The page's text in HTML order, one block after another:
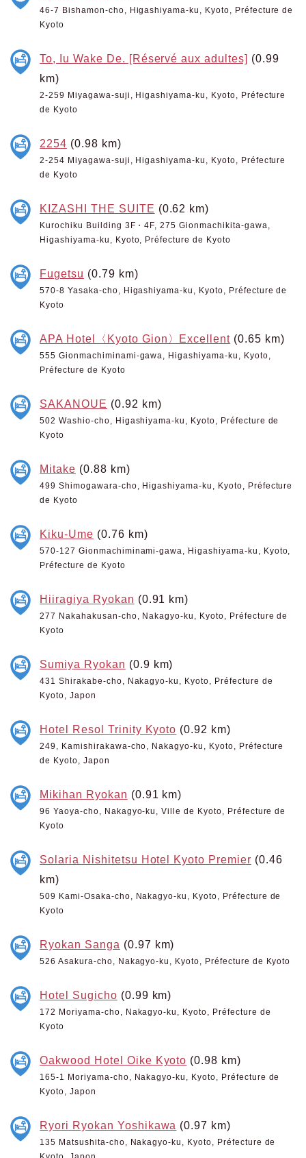
46-7 Bishamon-cho, Higashiyama-ku, Kyoto, Préfecture de
Kyoto
To, Iu Wake De. [Réservé aux adultes] (0.99
km)
2-259 Miyagawa-suji, Higashiyama-ku, Kyoto, Préfecture
de Kyoto
2254 (0.98 km)
2-254 Miyagawa-suji, Higashiyama-ku, Kyoto, Préfecture
de Kyoto
KIZASHI THE SUITE (0.62 km)
Kurochiku Building 3F・4F, 275 Gionmachikita-gawa,
Higashiyama-ku, Kyoto, Préfecture de Kyoto
Fugetsu (0.79 km)
570-8 Yasaka-cho, Higashiyama-ku, Kyoto, Préfecture de
Kyoto
APA Hotel〈Kyoto Gion〉Excellent (0.65 km)
555 Gionmachiminami-gawa, Higashiyama-ku, Kyoto,
Préfecture de Kyoto
SAKANOUE (0.92 km)
502 Washio-cho, Higashiyama-ku, Kyoto, Préfecture de
Kyoto
Mitake (0.88 km)
499 Shimogawara-cho, Higashiyama-ku, Kyoto, Préfecture
de Kyoto
Kiku-Ume (0.76 km)
570-127 Gionmachiminami-gawa, Higashiyama-ku, Kyoto,
Préfecture de Kyoto
Hiiragiya Ryokan (0.91 km)
277 Nakahakusan-cho, Nakagyo-ku, Kyoto, Préfecture de
Kyoto
Sumiya Ryokan (0.9 km)
431 Shirakabe-cho, Nakagyo-ku, Kyoto, Préfecture de
Kyoto, Japon
Hotel Resol Trinity Kyoto (0.92 km)
249, Kamishirakawa-cho, Nakagyo-ku, Kyoto, Préfecture
de Kyoto, Japon
Mikihan Ryokan (0.91 km)
96 Yaoya-cho, Nakagyo-ku, Ville de Kyoto, Préfecture de
Kyoto
Solaria Nishitetsu Hotel Kyoto Premier (0.46
km)
509 Kami-Osaka-cho, Nakagyo-ku, Kyoto, Préfecture de
Kyoto
Ryokan Sanga (0.97 km)
526 Asakura-cho, Nakagyo-ku, Kyoto, Préfecture de Kyoto
Hotel Sugicho (0.99 km)
172 Moriyama-cho, Nakagyo-ku, Kyoto, Préfecture de
Kyoto
Oakwood Hotel Oike Kyoto (0.98 km)
165-1 Moriyama-cho, Nakagyo-ku, Kyoto, Préfecture de
Kyoto, Japon
Ryori Ryokan Yoshikawa (0.97 km)
135 Matsushita-cho, Nakagyo-ku, Kyoto, Préfecture de